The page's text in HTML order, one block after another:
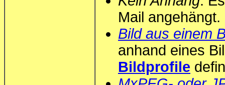
Mail angehängt.
Bild aus einem
anhand eines
Bildprofile